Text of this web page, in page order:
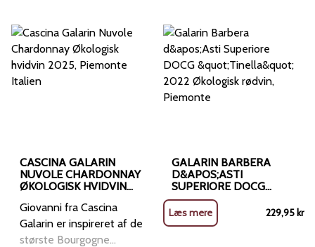
CASCINA GALARIN
NUVOLE CHARDONNAY
ØKOLOGISK HVIDVIN
ITALIEN
Giovanni fra Cascina
Galarin er inspireret af de
største Bourgogne
GALARIN BARBERA
D&APOS;ASTI
SUPERIORE DOCG
&QUOT;TINELLA&QUOT;
2022 ØKOLOGISK
RØDVIN, PIEMONTE
Læs mere 229,95kr